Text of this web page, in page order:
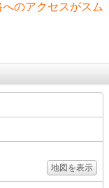
のアクセスがスム
地図を表示